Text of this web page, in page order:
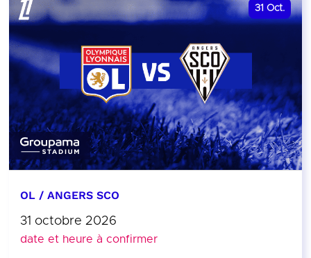
31 Oct.
OL / ANGERS SCO
31 octobre 2026
date et heure à confirmer